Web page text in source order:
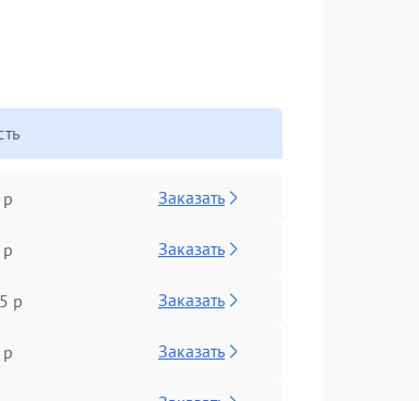
Заказать
Заказать
р Заказать
Заказать